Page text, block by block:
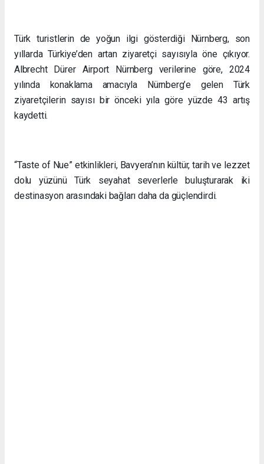
Türk turistlerin de yoğun ilgi gösterdiği Nürnberg, son
yıllarda Türkiye’den artan ziyaretçi sayısıyla öne çıkıyor.
Albrecht Dürer Airport Nürnberg verilerine göre, 2024
yılında konaklama amacıyla Nürnberg’e gelen Türk
ziyaretçilerin sayısı bir önceki yıla göre yüzde 43 artış
kaydetti.
“Taste of Nue” etkinlikleri, Bavyera’nın kültür, tarih ve lezzet
dolu yüzünü Türk seyahat severlerle buluşturarak iki
destinasyon arasındaki bağları daha da güçlendirdi.